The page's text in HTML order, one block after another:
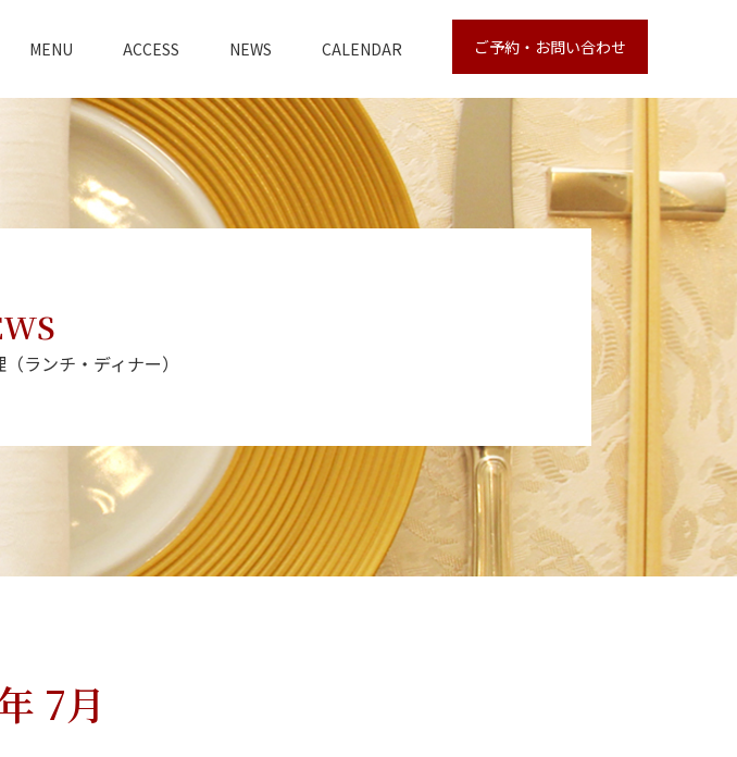
ご予約・お問い合わせ
MENU ACCESS NEWS CALENDAR
ランチ・ディナー）
7月